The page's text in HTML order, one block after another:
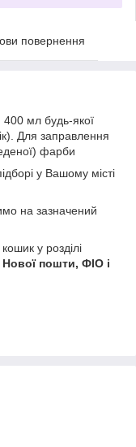
повернення
мл будь-якої
Для заправлення
фарби
у Вашому місті
на зазначений
у розділі
Нової пошти, ФІО і